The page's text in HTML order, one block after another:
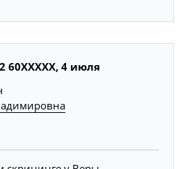
60XXXXX, 4 июля